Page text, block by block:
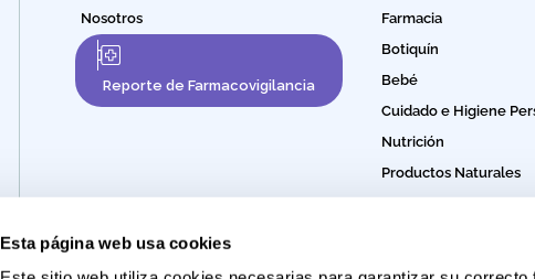
Esta página web usa cookies
Nosotros
Reporte de Farmacovigilancia
Farmacia
Botiquín
Bebé
Cuidado e Higiene
Nutrición
Productos Naturales